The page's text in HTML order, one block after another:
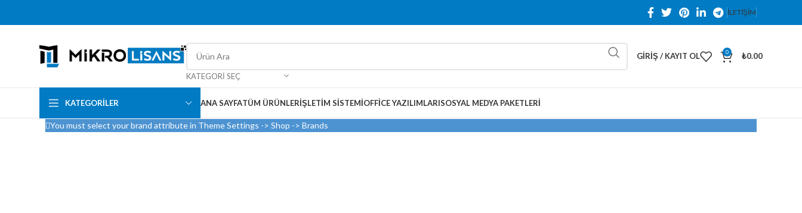
İLETİŞİM
KATEGORI SEÇ
GIRIŞ / KAYIT OL 0 ₺0.00
KATEGORILER ANA SAYFATÜM ÜRÜNLERİŞLETIM SISTEMIOFFICE YAZILIMLARISOSYAL MEDYA PAKETLERI
You must select your brand attribute in Theme Settings -> Shop -> Brands